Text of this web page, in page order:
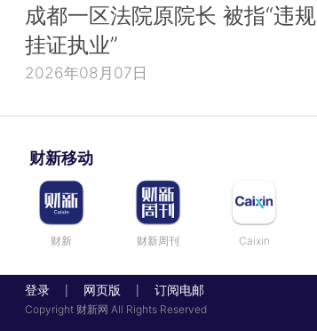
成都一区法院原院长 被指“违规
挂证执业”
2026年08月07日
财新移动
财新 财新周刊 Caixin
登录 网页版 订阅电邮
Copyright 财新网 All Rights Reserved